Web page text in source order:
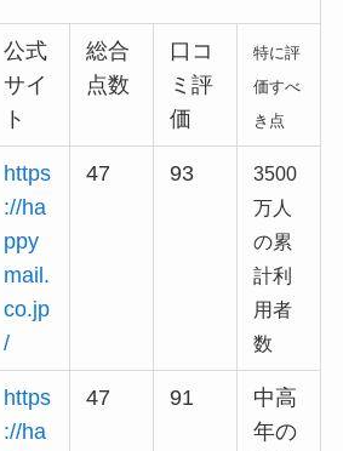
公式
サイ
ト
総合
点数
口コ
ミ評
価
特に評
価すべ
き点
https
://ha
ppy
mail.
co.jp
/
47 93
3500
万人
の累
計利
用者
数
https
://ha
47 91
中高
年の